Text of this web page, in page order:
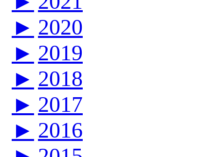
► 2020
► 2019
► 2018
► 2017
► 2016